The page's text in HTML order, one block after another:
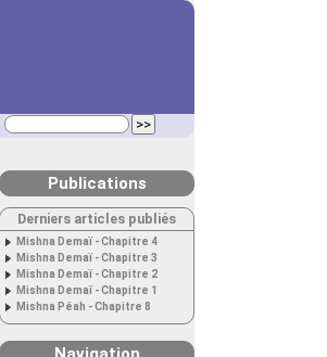
Publications
Derniers articles publiés
Mishna Demaï - Chapitre 4
Mishna Demaï - Chapitre 3
Mishna Demaï - Chapitre 2
Mishna Demaï - Chapitre 1
Mishna Péah - Chapitre 8